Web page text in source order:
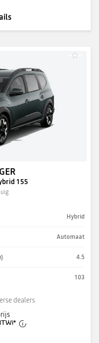
155
Hybrid
Automaat
4.5
103
dealers
*